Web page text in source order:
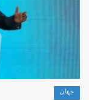
جهان